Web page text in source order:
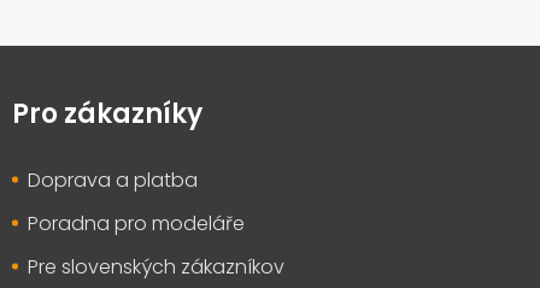
Z
pPro zákazníky
Doprava a platba
Poradna pro modeláře
Pre slovenských zákazníkov